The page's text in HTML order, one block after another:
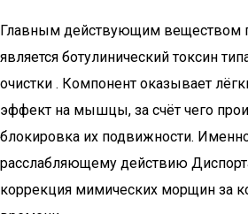
Главным действующим веществом
является ботулинический токсин
очистки . Компонент оказывает
эффект на мышцы, за счёт чего
блокировка их подвижности.
расслабляющему действию
коррекция мимических морщин за